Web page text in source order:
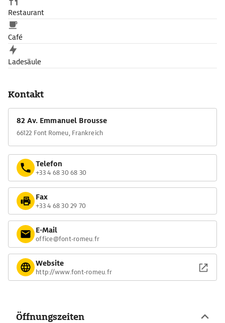
Restaurant
Café
Ladesäule
Kontakt
82 Av. Emmanuel Brousse
66122 Font Romeu, Frankreich
Telefon
+33 4 68 30 68 30
Fax
+33 4 68 30 29 70
E-Mail
office@font-romeu.fr
Website
http://www.font-romeu.fr
Öffnungszeiten